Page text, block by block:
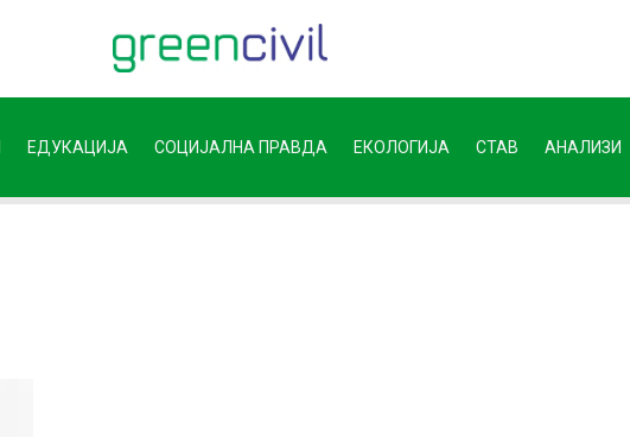
ЕДУКАЦИЈА СОЦИЈАЛНА ПРАВДА ЕКОЛОГИЈА СТАВ АНАЛИЗИ